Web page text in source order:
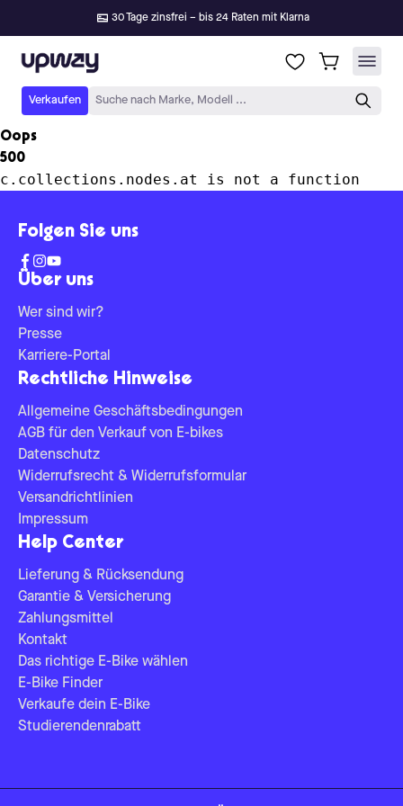
30 Tage zinsfrei – bis 24 Raten mit Klarna
Upway
Verkaufen Suche nach Marke, Modell ...
Oops
500
c.collections.nodes.at is not a function
Über uns
Wer sind wir?
Presse
Karriere-Portal
Rechtliche Hinweise
Allgemeine Geschäftsbedingungen
AGB für den Verkauf von E-bikes
Datenschutz
Widerrufsrecht & Widerrufsformular
Versandrichtlinien
Impressum
Help Center
Lieferung & Rücksendung
Garantie & Versicherung
Zahlungsmittel
Kontakt
Das richtige E-Bike wählen
E-Bike Finder
Verkaufe dein E-Bike
Studierendenrabatt
Folgen Sie uns